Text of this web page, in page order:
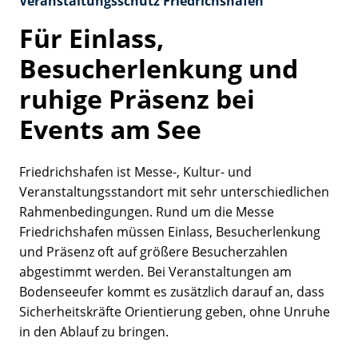
Für Einlass,
Besucherlenkung und
ruhige Präsenz bei
Events am See
Friedrichshafen ist Messe-, Kultur- und
Veranstaltungsstandort mit sehr unterschiedlichen
Rahmenbedingungen. Rund um die Messe
Friedrichshafen müssen Einlass, Besucherlenkung
und Präsenz oft auf größere Besucherzahlen
abgestimmt werden. Bei Veranstaltungen am
Bodenseeufer kommt es zusätzlich darauf an, dass
Sicherheitskräfte Orientierung geben, ohne Unruhe
in den Ablauf zu bringen.
LinkedIn Insight Tag
Name:
li_gc, AnalyticsSyncHistory, lidc, li_sugar,
bcookie, bscookie, UserMatchHistory
Anbieter:
.licdn.com,.linkedin.com,.www.linkedin.com
advertising